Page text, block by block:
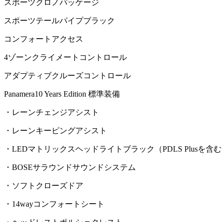
スポーツクロノパッケージ
スポーツテールパイプブラック
コンフォートアクセス
4ゾーンクライメートコントロール
アダプティブクルーズコントロール
Panamera10 Years Edition 標準装備
・レーンチェンジアシスト
・レーンキーピングアシスト
・LEDマトリックスヘッドライトブラック（PDLS Plusを含
・BOSEサラウンドサウンドシステム
・ソフトクローズドア
・14wayコンフォートシート